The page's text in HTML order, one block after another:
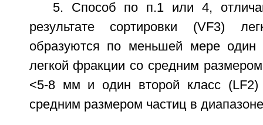
5. Способ по п.1 или 4,
результате сортировки (VF3)
образуются по меньшей мере один
легкой фракции со средним
<5-8 мм и один второй класс (LF2)
средним размером частиц в